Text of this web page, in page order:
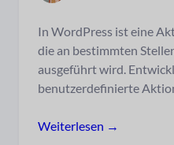
In WordPress ist eine
die an bestimmten
ausgeführt wird.
benutzerdefinierte
Weiterlesen →